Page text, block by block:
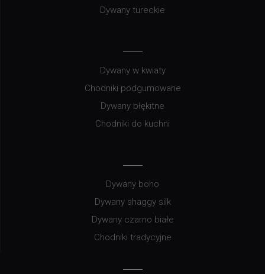
Dywany tureckie
Dywany w kwiaty
Chodniki podgumowane
Dywany błękitne
Chodniki do kuchni
Dywany boho
Dywany shaggy silk
Dywany czarno białe
Chodniki tradycyjne